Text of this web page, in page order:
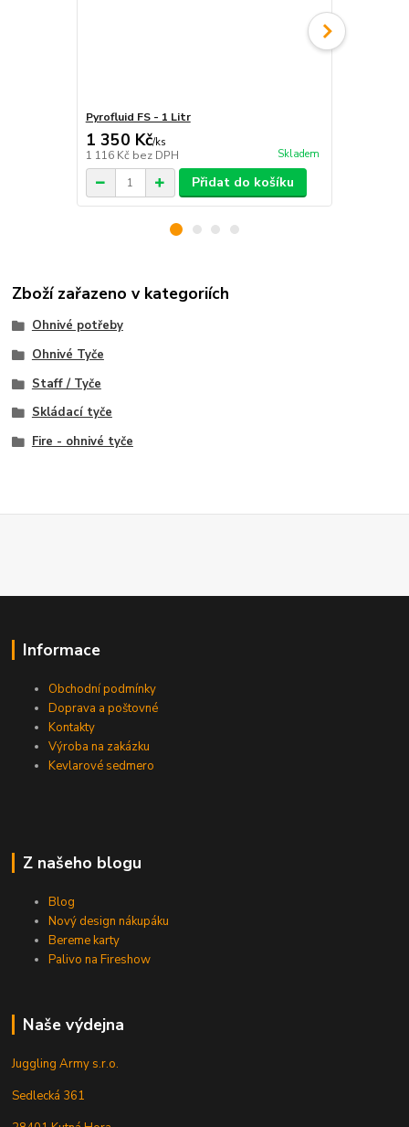
Pyrofluid FS - 1 Litr
1 350 Kč/ks
1 116 Kč bez DPH Skladem
Přidat do košíku
Zboží zařazeno v kategoriích
Ohnivé potřeby
Ohnivé Tyče
Staff / Tyče
Skládací tyče
Fire - ohnivé tyče
Informace
Obchodní podmínky
Doprava a poštovné
Kontakty
Výroba na zakázku
Kevlarové sedmero
Z našeho blogu
Blog
Nový design nákupáku
Bereme karty
Palivo na Fireshow
Naše výdejna
Juggling Army s.r.o.
Sedlecká 361